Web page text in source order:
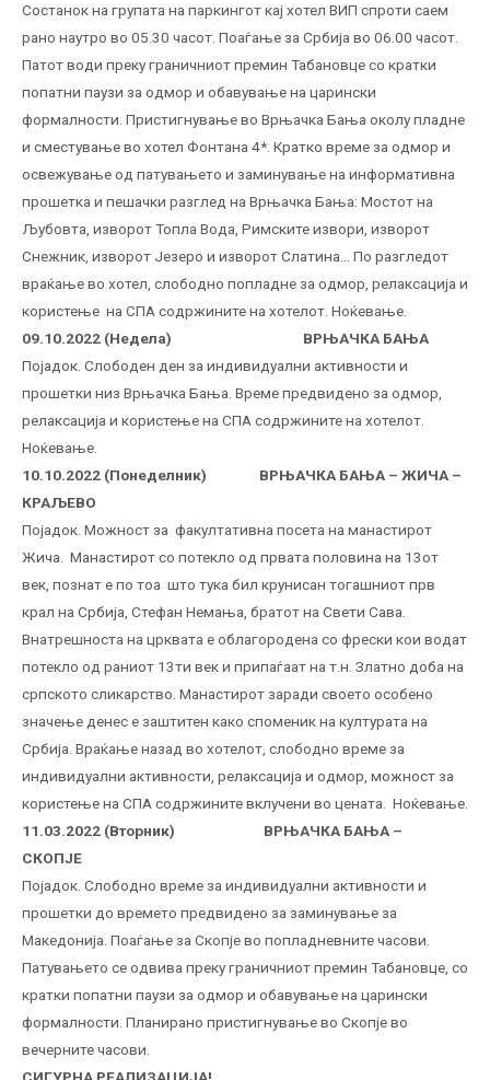
Состанок на групата на паркингот кај хотел ВИП спроти саем
рано наутро во 05.30 часот. Поаѓање за Србија во 06.00 часот.
Патот води преку граничниот премин Табановце со кратки
попатни паузи за одмор и обавување на царински
формалности. Пристигнување во Врњачка Бања околу пладне
и сместување во хотел Фонтана 4*. Кратко време за одмор и
освежување од патувањето и заминување на информативна
прошетка и пешачки разглед на Врњачка Бања: Мостот на
Љубовта, изворот Топла Вода, Римските извори, изворот
Снежник, изворот Језеро и изворот Слатина… По разгледот
враќање во хотел, слободно попладне за одмор, релаксација и
користење на СПА содржините на хотелот. Ноќевање.
09.10.2022 (Недела) ВРЊАЧКА БАЊА
Појадок. Слободен ден за индивидуални активности и
прошетки низ Врњачка Бања. Време предвидено за одмор,
релаксација и користење на СПА содржините на хотелот.
Ноќевање.
10.10.2022 (Понеделник) ВРЊАЧКА БАЊА – ЖИЧА –
КРАЉЕВО
Појадок. Moжност за факултативна посета на манастирот
Жича. Манастирот со потекло од првата половина на 13от
век, познат е по тоа што тука бил крунисан тогашниот прв
крал на Србија, Стефан Немања, братот на Свети Сава.
Внатрешноста на црквата е облагородена со фрески кои водат
потекло од раниот 13ти век и припаѓаат на т.н. Златно доба на
српското сликарство. Манастирот заради своето особено
значење денес е заштитен како споменик на културата на
Србија. Враќање назад во хотелот, слободно време за
индивидуални активности, релаксација и одмор, можност за
користење на СПА содржините вклучени во цената. Ноќевање.
11.03.2022 (Вторник) ВРЊАЧКА БАЊА –
СКОПЈЕ
Појадок. Слободно време за индивидуални активности и
прошетки до времето предвидено за заминување за
Македонија. Поаѓање за Скопје во попладневните часови.
Патувањето се одвива преку граничниот премин Табановце, со
кратки попатни паузи за одмор и обавување на царински
формалности. Планирано пристигнување во Скопје во
вечерните часови.